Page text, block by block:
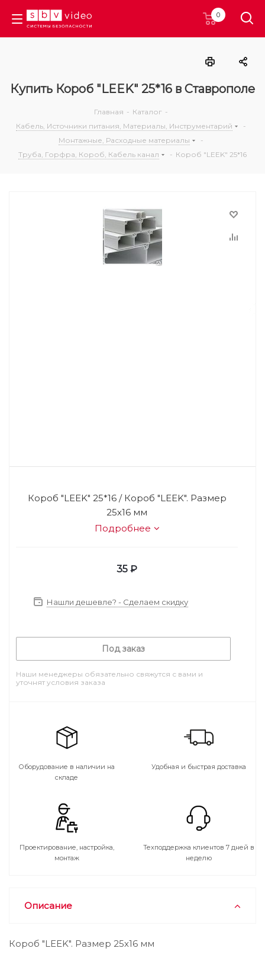
0
Купить Короб "LEEK" 25*16 в Ставрополе
Главная - Каталог -
Кабель, Источники питания, Материалы, Инструментарий
-
Монтажные, Расходные материалы
-
Труба, Горфра, Короб, Кабель канал
- Короб "LEEK" 25*16
Короб "LEEK" 25*16 / Короб "LEEK". Размер
25х16 мм
Подробнее
35 ₽
Нашли дешевле? - Сделаем скидку
Под заказ
Наши менеджеры обязательно свяжутся с вами и
уточнят условия заказа
Оборудование в наличии на
складе
Удобная и быстрая доставка
Проектирование, настройка,
монтаж
Техподдержка клиентов 7 дней в
неделю
Описание
Короб "LEEK". Размер 25х16 мм